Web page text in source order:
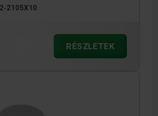
2105X10
RÉSZLETEK